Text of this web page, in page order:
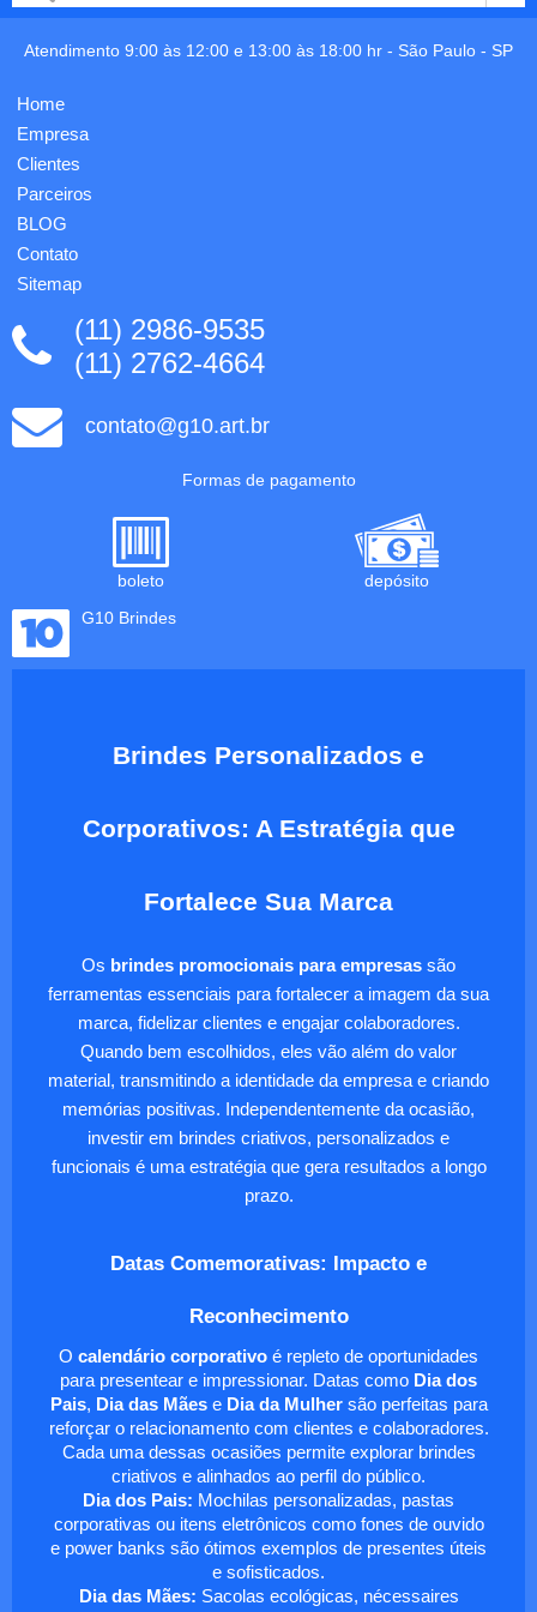
ø80 x
Atendimento 9:00 às 12:00 e 13:00 às 18:00 hr - São Paulo - SP
Home
Empresa
Clientes
Parceiros
BLOG
Contato
Sitemap
(11) 2986-9535
(11) 2762-4664
contato@g10.art.br
Formas de pagamento
boleto
depósito
G10 Brindes
Brindes Personalizados e
Corporativos: A Estratégia que
Fortalece Sua Marca
Os brindes promocionais para empresas são
ferramentas essenciais para fortalecer a imagem da sua
marca, fidelizar clientes e engajar colaboradores.
Quando bem escolhidos, eles vão além do valor
material, transmitindo a identidade da empresa e criando
memórias positivas. Independentemente da ocasião,
investir em brindes criativos, personalizados e
funcionais é uma estratégia que gera resultados a longo
prazo.
Datas Comemorativas: Impacto e
Reconhecimento
O calendário corporativo é repleto de oportunidades
para presentear e impressionar. Datas como Dia dos
Pais, Dia das Mãese Dia da Mulhersão perfeitas para
reforçar o relacionamento com clientes e colaboradores.
Cada uma dessas ocasiões permite explorar brindes
criativos e alinhados ao perfil do público.
Dia dos Pais: Mochilas personalizadas, pastas
corporativas ou itens eletrônicos como fones de ouvido
e power banks são ótimos exemplos de presentes úteis
e sofisticados.
Dia das Mães: Sacolas ecológicas, nécessaires